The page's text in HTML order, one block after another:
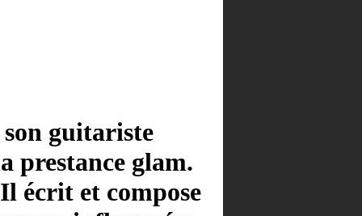
guitariste
prestance glam.
écrit et compose